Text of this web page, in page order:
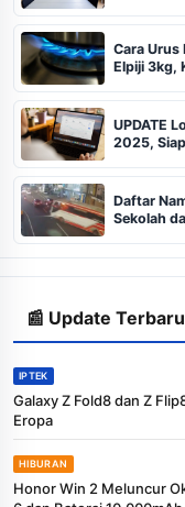
Cara Urus
Elpiji 3kg,
UPDATE
2025,
Daftar
Sekolah
📰 Update Terbaru
IPTEK
Galaxy Z Fold8 dan Z
Eropa
HIBURAN
Honor Win 2 Meluncur